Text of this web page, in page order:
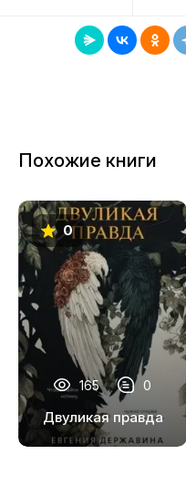
Похожие книги
0
165 0
Двуликая правда